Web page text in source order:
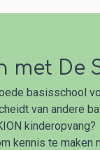
met De
basisschool
van andere
kinderopvang?
kennis te maken